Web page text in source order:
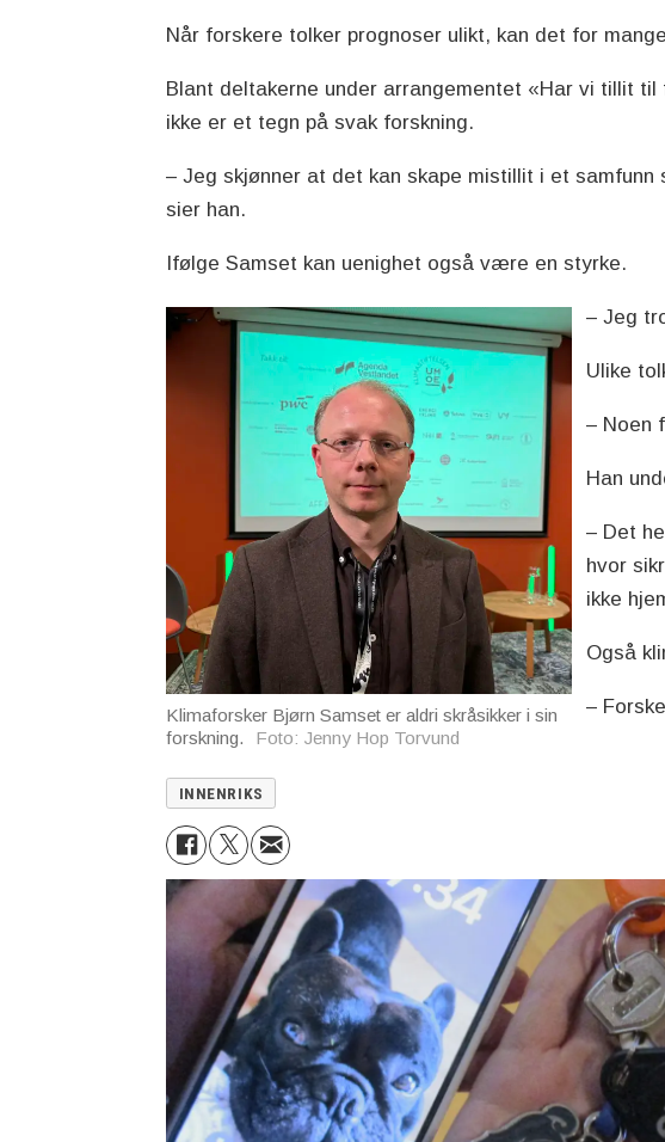
Når forskere tolker prognoser ulikt, kan det for
Blant deltakerne under arrangementet «Har vi tillit
ikke er et tegn på svak forskning.
– Jeg skjønner at det kan skape mistillit i et
sier han.
Ifølge Samset kan uenighet også være en styrke.
Klimaforsker Bjørn Samset er aldri skråsikker i sin
forskning.
Foto: Jenny Hop Torvund
– Jeg
Ulike
– Noen
Han
– Det
hvor
ikke
Også
–
INNENRIKS